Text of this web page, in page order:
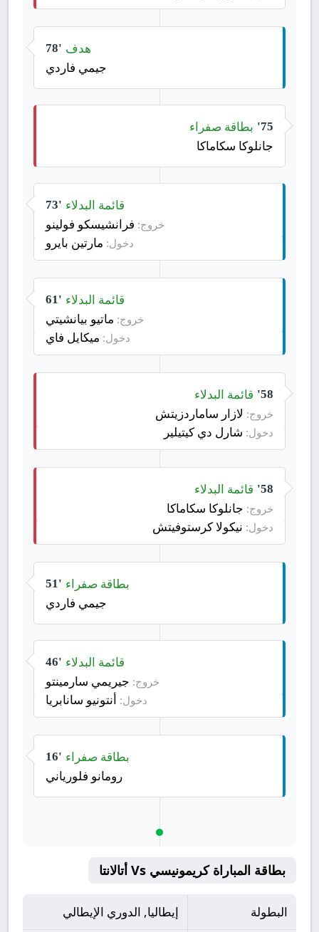
78' هدف
جيمي فاردي
75'
بطاقة صفراء
جانلوكا سكاماكا
73' قائمة البدلاء
خروج: فرانشيسكو فولينو
دخول: مارتين بايرو
61' قائمة البدلاء
خروج: ماتيو بيانشيتي
دخول: ميكايل فاي
58' قائمة البدلاء
خروج: لازار ساماردزيتش
دخول: شارل دي كيتيلير
58' قائمة البدلاء
خروج: جانلوكا سكاماكا
دخول: نيكولا كرستوفيتش
51' بطاقة صفراء
جيمي فاردي
46' قائمة البدلاء
خروج: جيريمي سارمينتو
دخول: أنتونيو سانابريا
16' بطاقة صفراء
رومانو فلورياني
بطاقة المباراة كريمونيسي Vs أتالانتا
البطولة إيطاليا, الدوري الإيطالي